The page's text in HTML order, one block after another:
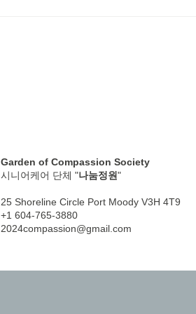
Garden of Compassion Society
시니어케어 단체 "나눔정원"
25 Shoreline Circle Port Moody V3H 4T9
+1 604-765-3880
2024compassion@gmail.com